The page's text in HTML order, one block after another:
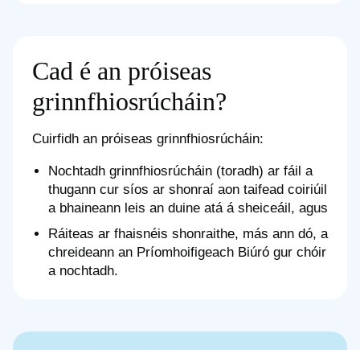
Cad é an próiseas
grinnfhiosrúcháin?
Cuirfidh an próiseas grinnfhiosrúcháin:
Nochtadh grinnfhiosrúcháin (toradh) ar fáil a
thugann cur síos ar shonraí aon taifead coiriúil
a bhaineann leis an duine atá á sheiceáil, agus
Ráiteas ar fhaisnéis shonraithe, más ann dó, a
chreideann an Príomhoifigeach Biúró gur chóir
a nochtadh.